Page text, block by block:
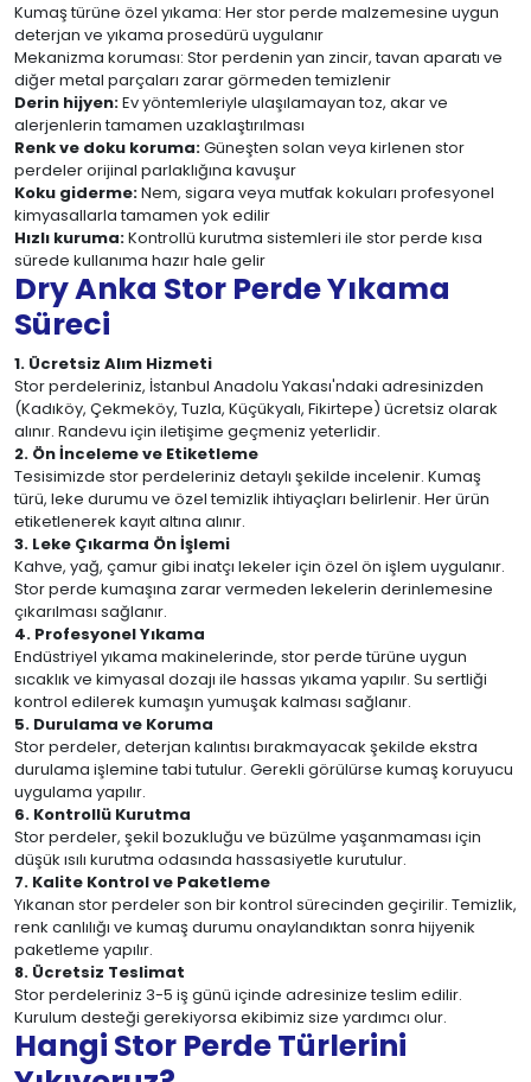
Kumaş türüne özel yıkama: Her stor perde malzemesine uygun
deterjan ve yıkama prosedürü uygulanır
Mekanizma koruması: Stor perdenin yan zincir, tavan aparatı ve
diğer metal parçaları zarar görmeden temizlenir
Derin hijyen:Ev yöntemleriyle ulaşılamayan toz, akar ve
alerjenlerin tamamen uzaklaştırılması
Renk ve doku koruma:Güneşten solan veya kirlenen stor
perdeler orijinal parlaklığına kavuşur
Koku giderme:Nem, sigara veya mutfak kokuları profesyonel
kimyasallarla tamamen yok edilir
Hızlı kuruma:Kontrollü kurutma sistemleri ile stor perde kısa
sürede kullanıma hazır hale gelir
Dry Anka Stor Perde Yıkama
Süreci
1. Ücretsiz Alım Hizmeti
Stor perdeleriniz, İstanbul Anadolu Yakası'ndaki adresinizden
(Kadıköy, Çekmeköy, Tuzla, Küçükyalı, Fikirtepe) ücretsiz olarak
alınır. Randevu için iletişime geçmeniz yeterlidir.
2. Ön İnceleme ve Etiketleme
Tesisimizde stor perdeleriniz detaylı şekilde incelenir. Kumaş
türü, leke durumu ve özel temizlik ihtiyaçları belirlenir. Her ürün
etiketlenerek kayıt altına alınır.
3. Leke Çıkarma Ön İşlemi
Kahve, yağ, çamur gibi inatçı lekeler için özel ön işlem uygulanır.
Stor perde kumaşına zarar vermeden lekelerin derinlemesine
çıkarılması sağlanır.
4. Profesyonel Yıkama
Endüstriyel yıkama makinelerinde, stor perde türüne uygun
sıcaklık ve kimyasal dozajı ile hassas yıkama yapılır. Su sertliği
kontrol edilerek kumaşın yumuşak kalması sağlanır.
5. Durulama ve Koruma
Stor perdeler, deterjan kalıntısı bırakmayacak şekilde ekstra
durulama işlemine tabi tutulur. Gerekli görülürse kumaş koruyucu
uygulama yapılır.
6. Kontrollü Kurutma
Stor perdeler, şekil bozukluğu ve büzülme yaşanmaması için
düşük ısılı kurutma odasında hassasiyetle kurutulur.
7. Kalite Kontrol ve Paketleme
Yıkanan stor perdeler son bir kontrol sürecinden geçirilir. Temizlik,
renk canlılığı ve kumaş durumu onaylandıktan sonra hijyenik
paketleme yapılır.
8. Ücretsiz Teslimat
Stor perdeleriniz 3-5 iş günü içinde adresinize teslim edilir.
Kurulum desteği gerekiyorsa ekibimiz size yardımcı olur.
Hangi Stor Perde Türlerini